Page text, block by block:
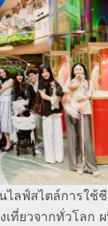
ไลฟ์สไตล์การใ
ที่ยวจากทั่วโลก